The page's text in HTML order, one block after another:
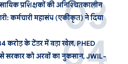
प्रशिक्षकों की अनिश्चितकालीन
कर्मचारी महासंघ (एकीकृत) ने दिया
करोड़ के टेंडर में बड़ा खेल, PHED
से सरकार को अरबों का नुकसान, JWIL-